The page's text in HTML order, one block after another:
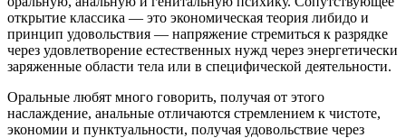
открытие классика — это экономическая теория либидо и
принцип удовольствия — напряжение стремиться к разрядке
через удовлетворение естественных нужд через энергетически
заряженные области тела или в специфической деятельности.
Оральные любят много говорить, получая от этого
наслаждение, анальные отличаются стремлением к чистоте,
экономии и пунктуальности, получая удовольствие через